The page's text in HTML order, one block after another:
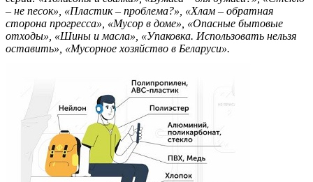
– не песок», «Пластик – проблема?», «Хлам – обратная
сторона прогресса», «Мусор в доме», «Опасные бытовые
отходы», «Шины и масла», «Упаковка. Использовать нельзя
оставить», «Мусорное хозяйство в Беларуси».